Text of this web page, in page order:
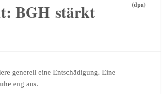
BGH stärkt
(dpa)
generell eine Entschädigung. Eine
eng aus.